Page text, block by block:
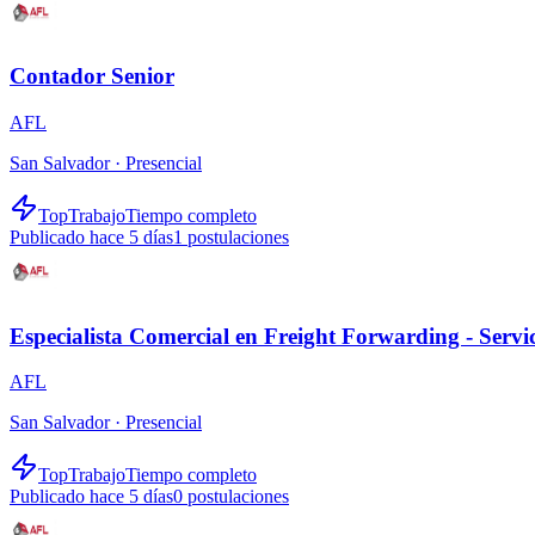
Contador Senior
AFL
San Salvador · Presencial
TopTrabajoTiempo completo
Publicado hace 5 días1 postulaciones
Especialista Comercial en Freight Forwarding -
AFL
San Salvador · Presencial
TopTrabajoTiempo completo
Publicado hace 5 días0 postulaciones